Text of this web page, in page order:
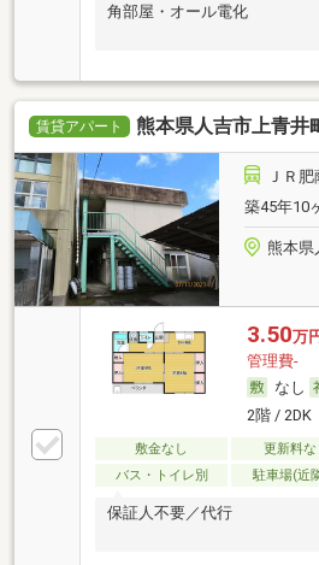
角部屋・オール電化
賃貸アパート 熊本県人吉市上青井
ＪＲ
築45年10
熊本県
3.50万
管理費-
なし
2階 / 2DK
敷金なし 更新料な
バス・トイレ別
駐車場(近
保証人不要／代行